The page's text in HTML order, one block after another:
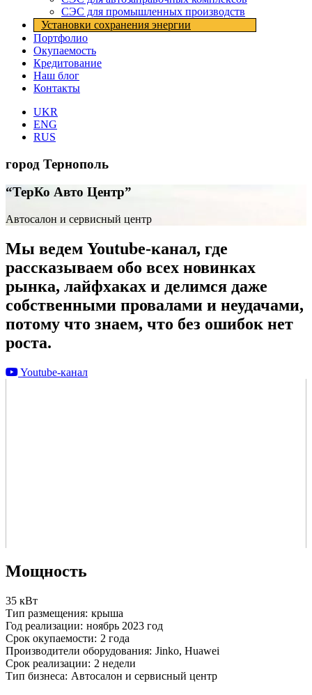
СЭС для промышленных производств
Установки cохранения энергии
Портфолио
Окупаемость
Кредитование
Наш блог
Контакты
UKR
ENG
RUS
город Тернополь
“ТерКо Авто Центр”
Автосалон и сервисный центр
Мы ведем Youtube-канал, где
рассказываем обо всех новинках
рынка, лайфхаках и делимся даже
собственными провалами и неудачами,
потому что знаем, что без ошибок нет
роста.
Youtube-канал
Мощность
35 кВт
Тип размещения: крыша
Год реализации: ноябрь 2023 год
Срок окупаемости: 2 года
Производители оборудования: Jinko, Huawei
Срок реализации: 2 недели
Тип бизнеса: Автосалон и сервисный центр